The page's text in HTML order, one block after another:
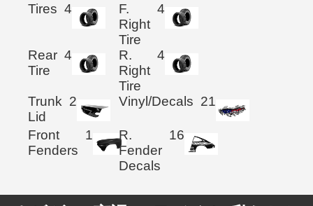
Tires 4
F.
Right
Tire
4
Rear
Tire
4
R.
Right
Tire
4
Trunk
Lid
2 Vinyl/Decals 21
Front
Fenders
1
R.
Fender
Decals
16